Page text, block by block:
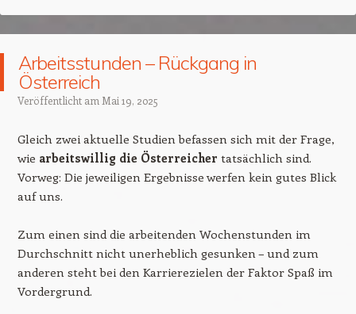
Arbeitsstunden – Rückgang in
Österreich
Veröffentlicht am Mai 19, 2025
Gleich zwei aktuelle Studien befassen sich mit der Frage,
wie arbeitswillig die Österreicher tatsächlich sind.
Vorweg: Die jeweiligen Ergebnisse werfen kein gutes Blick
auf uns.
Zum einen sind die arbeitenden Wochenstunden im
Durchschnitt nicht unerheblich gesunken – und zum
anderen steht bei den Karrierezielen der Faktor Spaß im
Vordergrund.